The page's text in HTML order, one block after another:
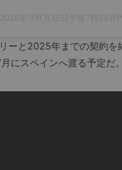
ーと2025年までの契約
にスペインへ渡る予定だ。